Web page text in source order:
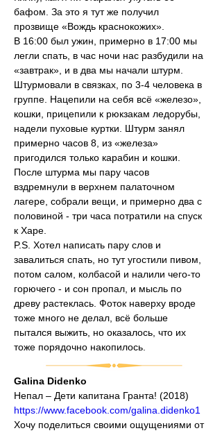
бафом. За это я тут же получил
прозвище «Вождь краснокожих».
В 16:00 был ужин, примерно в 17:00 мы
легли спать, в час ночи нас разбудили на
«завтрак», и в два мы начали штурм.
Штурмовали в связках, по 3-4 человека в
группе. Нацепили на себя всё «железо»,
кошки, прицепили к рюкзакам ледорубы,
надели пуховые куртки. Штурм занял
примерно часов 8, из «железа»
пригодился только карабин и кошки.
После штурма мы пару часов
вздремнули в верхнем палаточном
лагере, собрали вещи, и примерно два с
половиной - три часа потратили на спуск
к Харе.
P.S. Хотел написать пару слов и
завалиться спать, но тут угостили пивом,
потом салом, колбасой и налили чего-то
горючего - и сон пропал, и мысль по
древу растеклась. Фоток наверху вроде
тоже много не делал, всё больше
пытался выжить, но оказалось, что их
тоже порядочно накопилось.
Galina Didenko
Непал – Дети капитана Гранта! (2018)
https://www.facebook.com/galina.didenko1
Хочу поделиться своими ощущениями от